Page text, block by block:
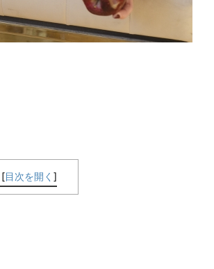
[目次を開く ]